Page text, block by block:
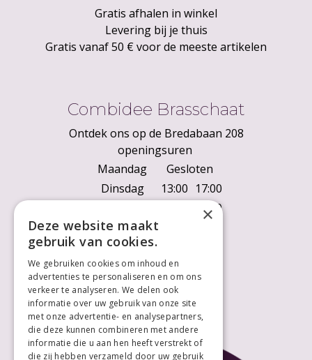
Gratis afhalen in winkel
Levering bij je thuis
Gratis vanaf 50 € voor de meeste artikelen
Combidee Brasschaat
Ontdek ons op de Bredabaan 208
openingsuren
Maandag
Gesloten
Dinsdag
13:00 17:00
18:00
Donderdag
Vrijdag
Zaterdag
10:00
Zondag
Gesloten
×
Deze website maakt
gebruik van cookies.
We gebruiken cookies om inhoud en
advertenties te personaliseren en om ons
verkeer te analyseren. We delen ook
informatie over uw gebruik van onze site
met onze advertentie- en analysepartners,
die deze kunnen combineren met andere
informatie die u aan hen heeft verstrekt of
die zij hebben verzameld door uw gebruik